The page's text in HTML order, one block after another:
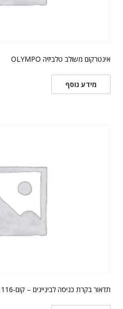
אינטרקום משולב טלביזיה OLYMPO
מידע נוסף
תדאור בקרת כניסה לביניינים – קום-116